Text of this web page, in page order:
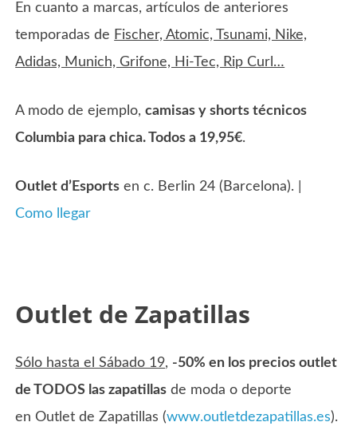
En cuanto a marcas, artículos de anteriores
temporadas de Fischer, Atomic, Tsunami, Nike,
Adidas, Munich, Grifone, Hi-Tec, Rip Curl…
A modo de ejemplo,camisas y shorts técnicos
Columbia para chica. Todos a 19,95€.
Outlet d’Esports en c. Berlin 24 (Barcelona). |
Como llegar
Outlet de Zapatillas
Sólo hasta el Sábado 19, -50% en los precios outlet
de TODOS las zapatillas de moda o deporte
en Outlet de Zapatillas (www.outletdezapatillas.es).